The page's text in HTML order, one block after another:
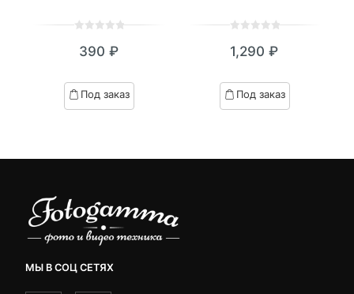
out
based
on
390 ₽
Под заказ
out
based
on
1,290 ₽
Под заказ
МЫ В СОЦ СЕТЯХ